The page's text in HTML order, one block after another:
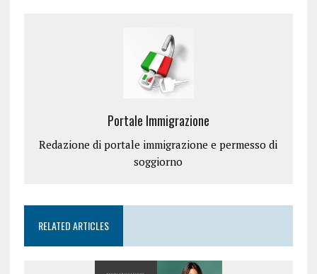
Portale Immigrazione
Redazione di portale immigrazione e permesso di
soggiorno
RELATED ARTICLES